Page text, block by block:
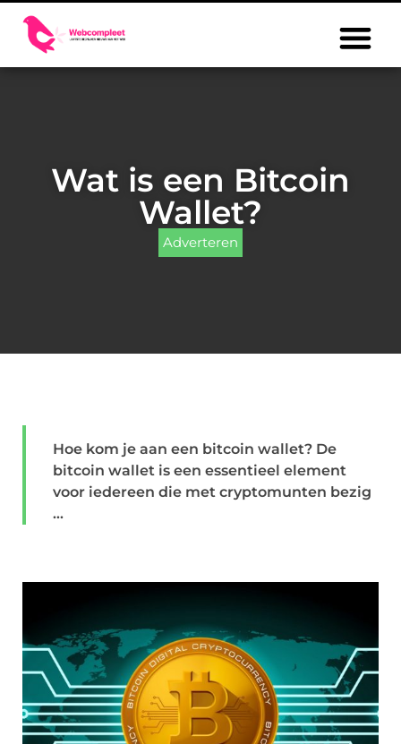
Wat is een Bitcoin
Wallet?
Adverteren
Hoe kom je aan een bitcoin wallet? De
bitcoin wallet is een essentieel element
voor iedereen die met cryptomunten bezig
...